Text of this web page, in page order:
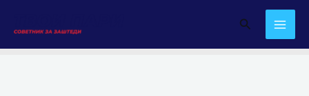
content
Search